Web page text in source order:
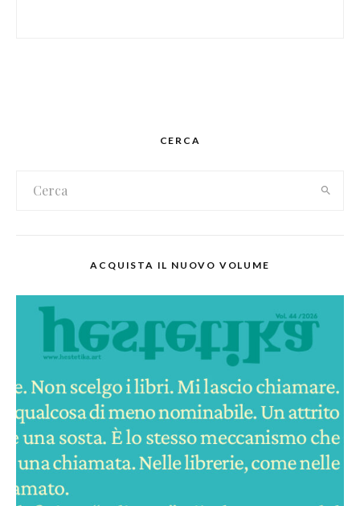
CERCA
ACQUISTA IL NUOVO VOLUME